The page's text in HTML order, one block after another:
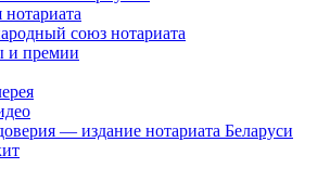
союз нотариата
и премии
— издание нотариата Беларуси